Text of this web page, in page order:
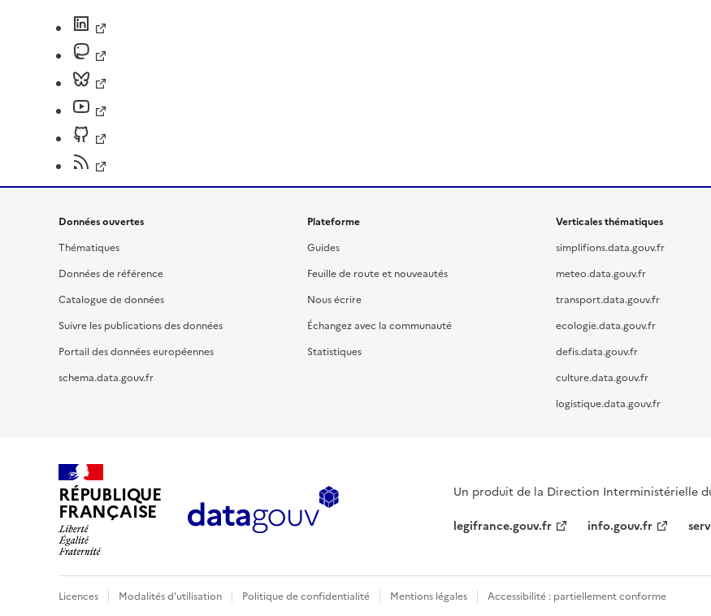
Données ouvertes
Thématiques
Données de référence
Catalogue de données
Suivre les publications des données
Portail des données européennes
schema.data.gouv.fr
Plateforme
Guides
Feuille de route et nouveautés
Nous écrire
Échangez avec la communauté
Statistiques
Verticales thématiques
simplifions.data.gouv.fr
meteo.data.gouv.fr
transport.data.gouv.fr
ecologie.data.gouv.fr
defis.data.gouv.fr
culture.data.gouv.fr
logistique.data.gouv.fr
RÉPUBLIQUE
FRANÇAISE
Un produit de la Direction Interministérielle
legifrance.gouv.fr
info.gouv.fr
Licences Modalités d'utilisation Politique de confidentialité Mentions légales Accessibilité : partiellement conforme